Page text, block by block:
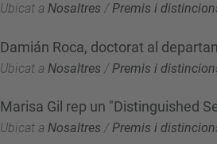
Ubicat a Nosaltres /Premis i
Damián Roca, doctorat al
Ubicat a Nosaltres / Premis i
Marisa Gil rep un "Distinguished
Ubicat a Nosaltres /Premis i